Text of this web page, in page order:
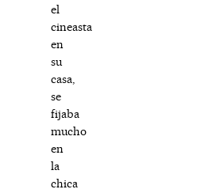
el
cineasta
en
su
casa,
se
fijaba
mucho
en
la
chica